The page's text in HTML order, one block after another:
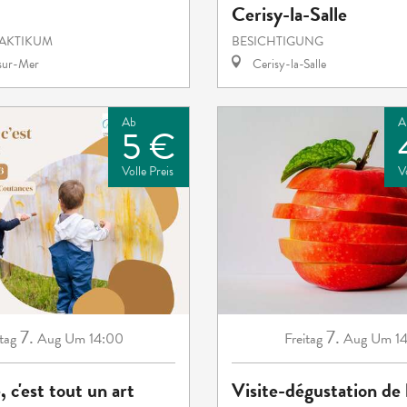
Mer
Cerisy-la-Salle
BESICHTIGUNG
Cerisy-la-Salle
Ab
5 €
Volle Preis
7. Aug Um 14:00
c'est tout un art
Freitag7. Aug Um
Visite-dégustation de